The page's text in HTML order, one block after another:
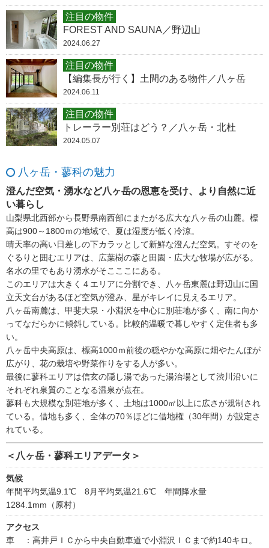
注目の物件
FOREST AND SAUNA／野辺山
2024.06.27
注目の物件
【編集長が行く】土間のある物件／八ヶ岳
2024.06.11
注目の物件
トレーラー別荘はどう？／八ヶ岳・北杜
2024.05.07
八ヶ岳・蓼科の魅力
澄んだ空気・湧水など八ヶ岳の恩恵を受け、より自然に近
い暮らし
山梨県北西部から長野県南西部にまたがる広大な八ヶ岳の山麓。標
高は900～1800ｍの地域で、夏は湿度が低く冷涼。
晴天率の高い日差しの下カラッとして新鮮な澄んだ空気。すそのを
ぐるりと囲むエリアは、広葉樹の森と田園・広大な牧場が広がる。
名水の里でもあり湧水がそこここにある。
このエリアは大きく４エリアに分割でき、八ヶ岳東麓は野辺山に国
立天文台があるほど空気が澄み、星がキレイに見えるエリア。
八ヶ岳南麓は、甲斐大泉・小淵沢を中心に別荘地が多く、南に向か
ってなだらかに傾斜している。比較的温暖で暮しやすく定住者も多
い。
八ヶ岳中央高原は、標高1000ｍ前後の穏やかな高原に畑やたんぼが
広がり、花の栽培や野菜作りをする人が多い。
最後に蓼科エリアは信玄の隠し湯であった湯治場として渋川沿いに
それぞれ泉質のことなる温泉が点在。
蓼科も大規模な別荘地が多く、土地は1000㎡以上に広さが規制され
ている。借地も多く、全体の70％ほどに借地権（30年間）が設定さ
れている。
＜八ヶ岳・蓼科エリアデータ＞
気候
年間平均気温9.1℃ 8月平均気温21.6℃ 年間降水量
1284.1mm（原村）
アクセス
車
：高井戸ＩＣから中央自動車道で小淵沢ＩＣまで約140キロ。